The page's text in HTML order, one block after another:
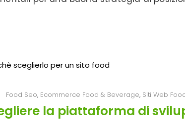
Food Seo, Ecommerce Food & Beverage, Siti Web
la piattaforma di